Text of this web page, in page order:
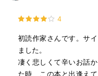
4
初読作家さんです。サ
ました。
凄く悲しくて辛いお話
た時、この本と出逢え